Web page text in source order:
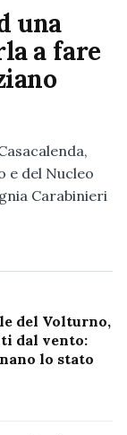
una
a fare
e del Nucleo
Carabinieri
del Volturno,
dal vento:
lo stato